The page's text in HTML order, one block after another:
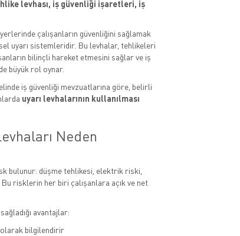
levhası, iş güvenliği işaretleri, iş
çalışanların güvenliğini sağlamak
uyarı sistemleridir. Bu levhalar, tehlikeleri
bilinçli hareket etmesini sağlar ve iş
büyük rol oynar.
iş güvenliği mevzuatlarına göre, belirli
uyarı levhalarının kullanılması
Neden
bulunur: düşme tehlikesi, elektrik riski,
risklerin her biri çalışanlara açık ve net
avantajlar:
olarak bilgilendirir